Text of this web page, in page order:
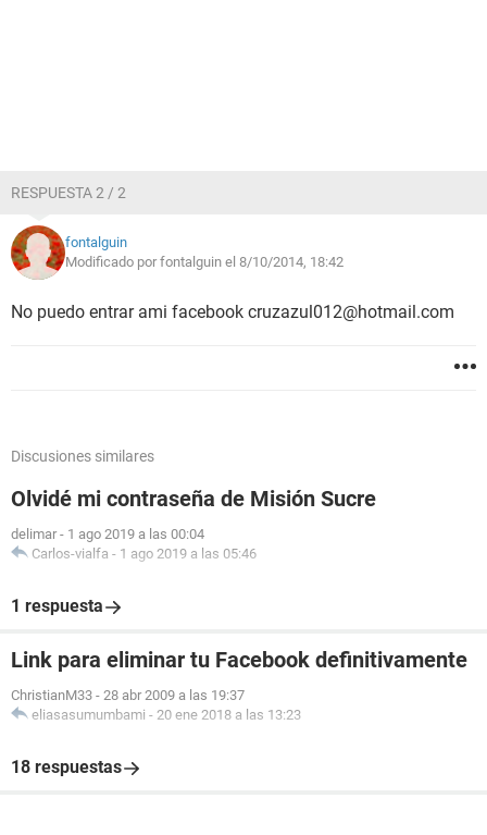
RESPUESTA 2 / 2
fontalguin
Modificado por fontalguin el 8/10/2014, 18:42
No puedo entrar ami facebook cruzazul012@hotmail.com
Discusiones similares
Olvidé mi contraseña de Misión Sucre
delimar - 1 ago 2019 a las 00:04
Carlos-vialfa - 1 ago 2019 a las 05:46
1 respuesta
Link para eliminar tu Facebook definitivamente
ChristianM33 - 28 abr 2009 a las 19:37
eliasasumumbami - 20 ene 2018 a las 13:23
18 respuestas